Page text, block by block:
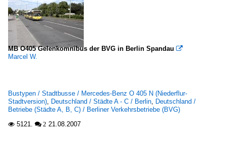
MB O405 Gelenkomnibus der BVG in Berlin Spandau 
Marcel W.
Bustypen / Stadtbusse / Mercedes-Benz O 405 N (Niederflur-
Stadtversion), Deutschland / Städte A - C / Berlin, Deutschland /
Betriebe (Städte A, B, C) / Berliner Verkehrsbetriebe (BVG)
 5121.  2 21.08.2007